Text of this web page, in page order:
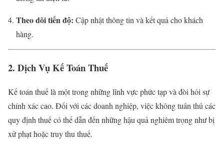
Theo dõi tiến độ: Cập nhật thông tin và kết quả cho khách
hàng.
2. Dịch Vụ Kế Toán Thuế
Kế toán thuế là một trong những lĩnh vực phức tạp và đòi hỏi sự
chính xác cao. Đối với các doanh nghiệp, việc không tuân thủ các
quy định thuế có thể dẫn đến những hậu quả nghiêm trọng như bị
xử phạt hoặc truy thu thuế.